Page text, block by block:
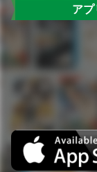
アプ